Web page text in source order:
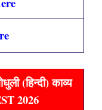
(हिन्दी) काव्य
2026